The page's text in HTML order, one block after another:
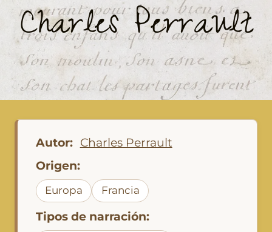
Charles Perrault
Autor: Charles Perrault
Origen:
Europa Francia
Tipos de narración: